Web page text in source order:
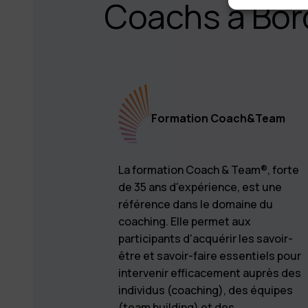
Coachs à
Formation Coach&Team
La formation Coach & Team®, forte
de 35 ans d'expérience, est une
référence dans le domaine du
coaching. Elle permet aux
participants d'acquérir les savoir-
être et savoir-faire essentiels pour
intervenir efficacement auprès des
individus (coaching), des équipes